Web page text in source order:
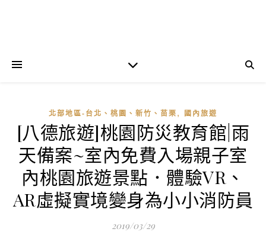
北部地區-台北、桃園、新竹、苗栗 , 國內旅遊
[八德旅遊]桃園防災教育館|雨
天備案~室內免費入場親子室
內桃園旅遊景點．體驗VR、
AR虛擬實境變身為小小消防員
2019/03/29